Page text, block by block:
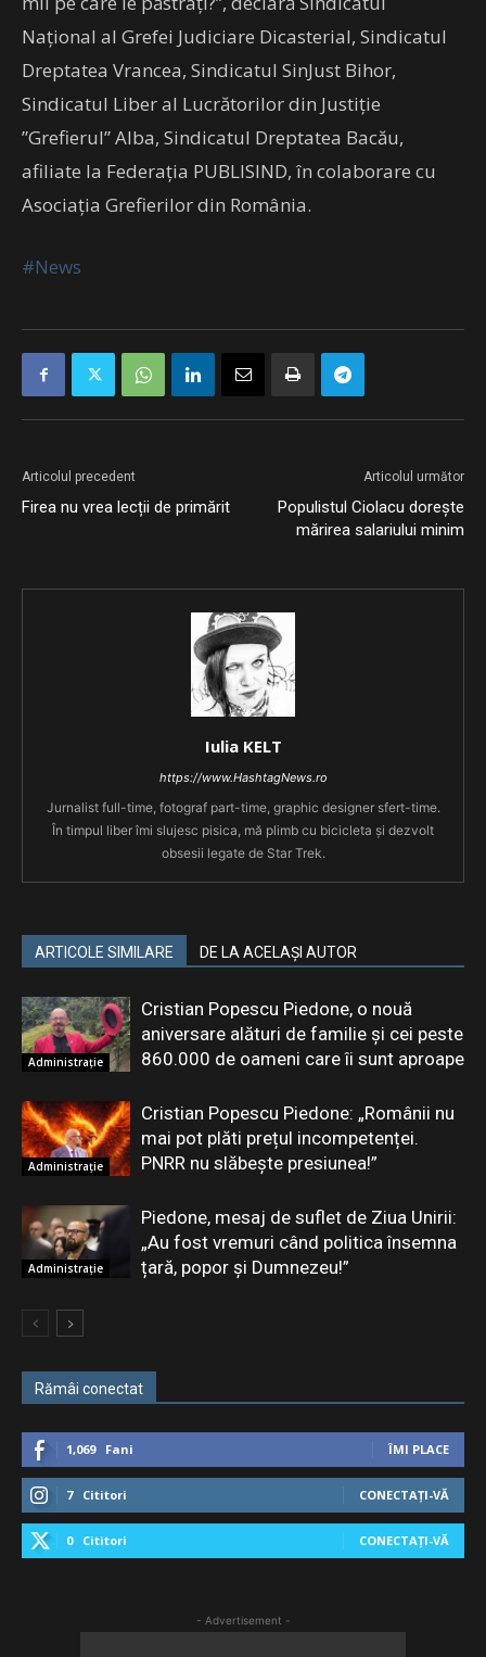
Național al Grefei Judiciare Dicasterial, Sindicatul
Dreptatea Vrancea, Sindicatul SinJust Bihor,
Sindicatul Liber al Lucrătorilor din Justiție
”Grefierul” Alba, Sindicatul Dreptatea Bacău,
afiliate la Federația PUBLISIND, în colaborare cu
Asociația Grefierilor din România.
#News
Articolul precedent
Firea nu vrea lecții de primărit
Articolul următor
Populistul Ciolacu dorește
mărirea salariului minim
Iulia KELT
https://www.HashtagNews.ro
Jurnalist full-time, fotograf part-time, graphic designer sfert-time.
În timpul liber îmi slujesc pisica, mă plimb cu bicicleta și dezvolt
obsesii legate de Star Trek.
ARTICOLE SIMILARE DE LA ACELAȘI AUTOR
Administrație
Cristian Popescu Piedone, o nouă
aniversare alături de familie și cei peste
860.000 de oameni care îi sunt aproape
Administrație
Cristian Popescu Piedone: „Românii nu
mai pot plăti prețul incompetenței.
PNRR nu slăbește presiunea!”
Administrație
Piedone, mesaj de suflet de Ziua Unirii:
„Au fost vremuri când politica însemna
țară, popor și Dumnezeu!”
Rămâi conectat
1,069 Fani ÎMI PLACE
7 Cititori CONECTAȚI-VĂ
0 Cititori CONECTAȚI-VĂ
- Advertisement -